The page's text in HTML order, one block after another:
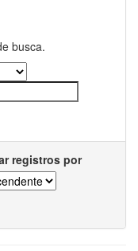
busca.
registros por